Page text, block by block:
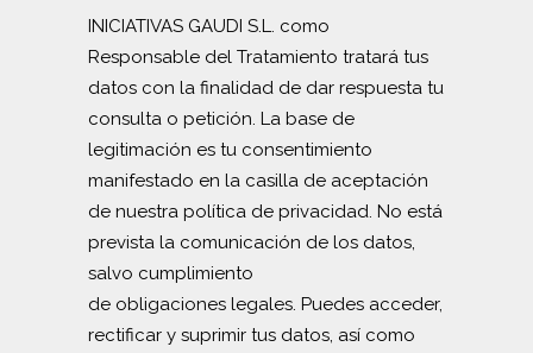
INICIATIVAS GAUDI S.L. como
Responsable del Tratamiento tratará tus
datos con la finalidad de dar respuesta tu
consulta o petición. La base de
legitimación es tu consentimiento
manifestado en la casilla de aceptación
de nuestra política de privacidad. No está
prevista la comunicación de los datos,
salvo cumplimiento
de obligaciones legales. Puedes acceder,
rectificar y suprimir tus datos, así como